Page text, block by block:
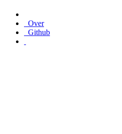
Over
Github